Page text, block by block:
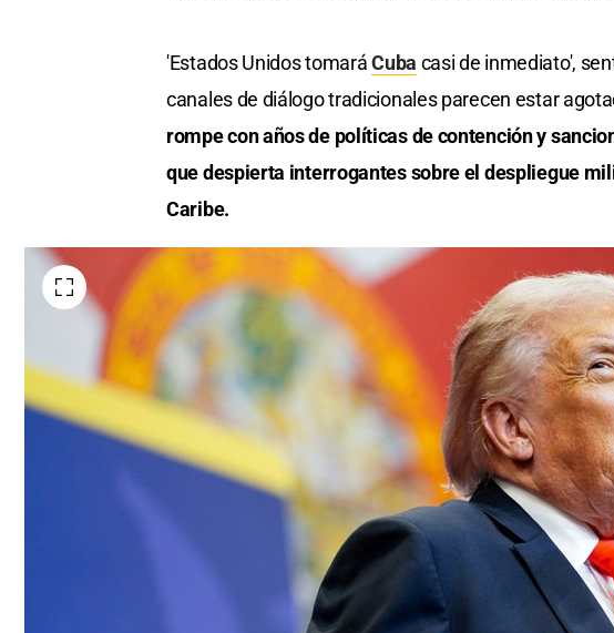
'Estados Unidos tomaráCuba casi de inmediato',
canales de diálogo tradicionales parecen estar
rompe con años de políticas de contención y
que despierta interrogantes sobre el despliegue
Caribe.